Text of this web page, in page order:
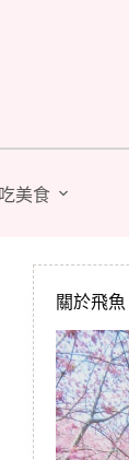
美食
關於飛魚